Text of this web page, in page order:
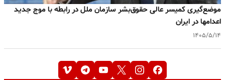
موضع‌گیری کمیسر عالی حقوق‌بشر سازمان ملل در رابطه با موج جدید
اعدامها در ایران
۱۴۰۵/۵/۱۴